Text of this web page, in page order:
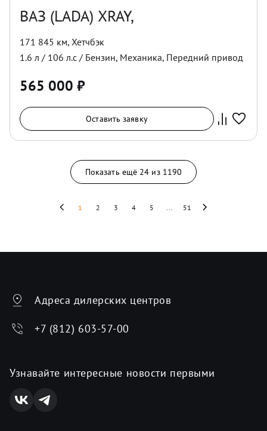
ВАЗ (LADA) XRAY,
171 845 км, Хетчбэк
1.6 л / 106 л.с / Бензин, Механика, Передний привод
565 000 ₽
Оставить заявку
Показать ещё 24 из 1190
1 2 3 4 5 51
Адреса дилерских центров
+7 (812) 603-57-00
Узнавайте интересные новости первыми